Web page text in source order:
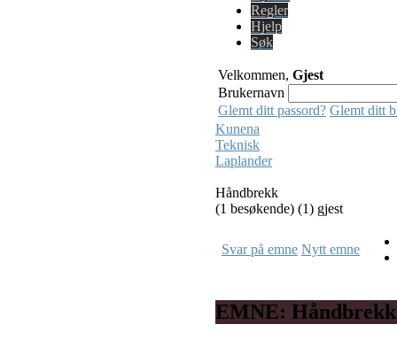
Regler
Hjelp
Søk
Velkommen, Gjest
Brukernavn
Glemt ditt passord? Glemt ditt
Kunena
Teknisk
Laplander
Håndbrekk
(1 besøkende) (1) gjest
Svar på emne Nytt emne
EMNE: Håndbrekk